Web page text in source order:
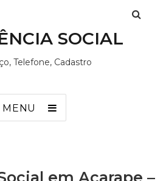
SOCIAL
Telefone, Cadastro
MENU
em Acarape –